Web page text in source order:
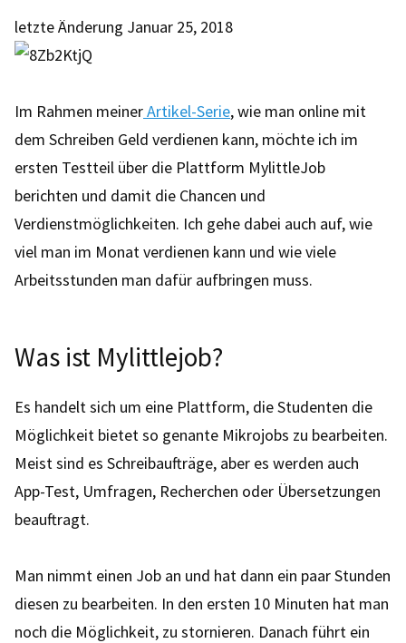
letzte Änderung Januar 25, 2018
Im Rahmen meinerArtikel-Serie, wie man online mit
dem Schreiben Geld verdienen kann, möchte ich im
ersten Testteil über die Plattform MylittleJob
berichten und damit die Chancen und
Verdienstmöglichkeiten. Ich gehe dabei auch auf, wie
viel man im Monat verdienen kann und wie viele
Arbeitsstunden man dafür aufbringen muss.
Was ist Mylittlejob?
Es handelt sich um eine Plattform, die Studenten die
Möglichkeit bietet so genante Mikrojobs zu bearbeiten.
Meist sind es Schreibaufträge, aber es werden auch
App-Test, Umfragen, Recherchen oder Übersetzungen
beauftragt.
Man nimmt einen Job an und hat dann ein paar Stunden
diesen zu bearbeiten. In den ersten 10 Minuten hat man
noch die Möglichkeit, zu stornieren. Danach führt ein